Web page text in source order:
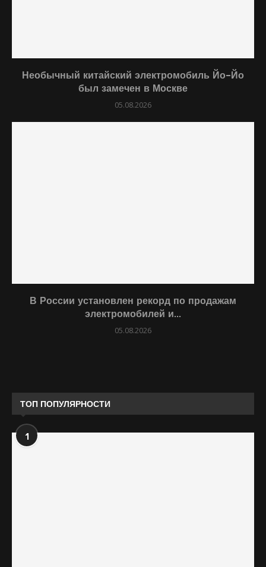
Необычный китайский электромобиль Йо-Йо
был замечен в Москве
05.08.2026
В России установлен рекорд по продажам
электромобилей и...
05.08.2026
ТОП ПОПУЛЯРНОСТИ
1